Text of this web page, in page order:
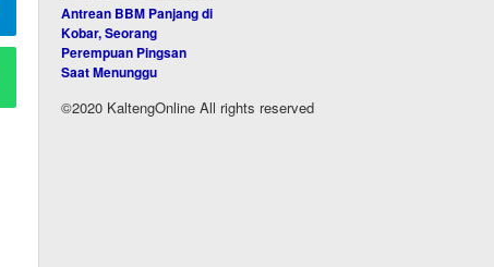
Antrean BBM Panjang di
Kobar, Seorang
Perempuan Pingsan
Saat Menunggu
©2020 KaltengOnline All rights reserved